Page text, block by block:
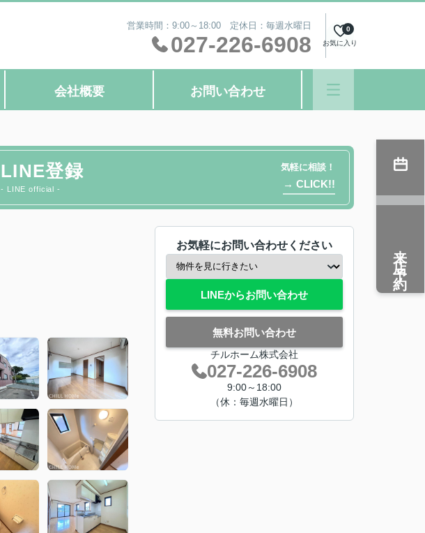
営業時間：9:00～18:00 定休日：毎週水曜日
027-226-6908 お気に入り
0
会社概要 お問い合わせ
LINE登録
- LINE official -
気軽に相談！
→ CLICK!!
お気軽にお問い合わせください
LINEからお問い合わせ
無料お問い合わせ
チルホーム株式会社
027-226-6908
9:00～18:00
（休：毎週水曜日）
来店予約